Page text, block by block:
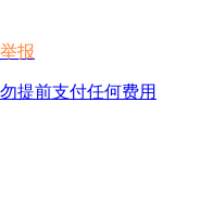
报
提前支付任何费用